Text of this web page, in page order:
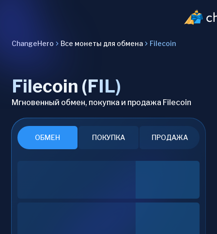
ChangeHero Все монеты для обмена Filecoin
Filecoin (FIL)
Мгновенный обмен, покупка и продажа Filecoin
ОБМЕН ПОКУПКА ПРОДАЖА